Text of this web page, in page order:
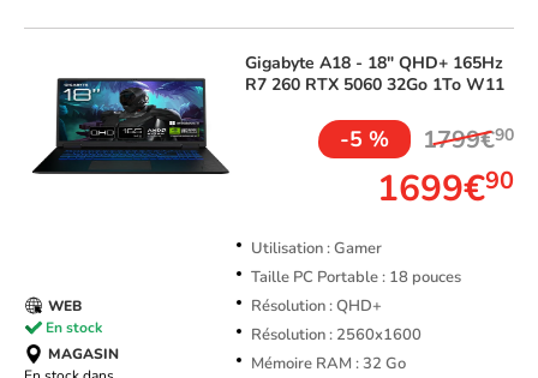
Gigabyte A18 - 18" QHD+ 165Hz
R7 260 RTX 5060 32Go 1To W11
-5 % 1799€90
1699€90
Utilisation : Gamer
Taille PC Portable : 18 pouces
Résolution : QHD+
Résolution : 2560x1600
Mémoire RAM : 32 Go
WEB
En stock
MAGASIN